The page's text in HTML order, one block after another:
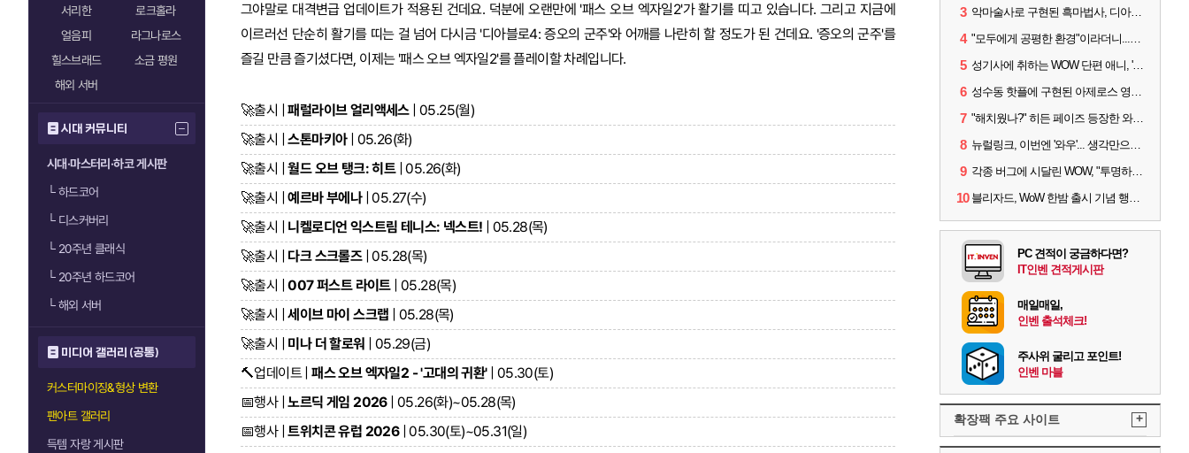
서리한
로크홀라
얼음피
라그나로스
힐스브래드
소금 평원
해외 서버
시대 커뮤니티
시대·마스터리·하코 게시판
└하드코어
└디스커버리
└20주년 클래식
└20주년 하드코어
└해외 서버
미디어 갤러리 (공통)
커스터마이징&형상 변환
팬아트 갤러리
득템 자랑 게시판
그야말로 대격변급 업데이트가 적용된 건데요. 덕분에 오랜만에 '패스 오브 엑자일2'가 활기를 띠고 있습니다. 그리고 지금에
이르러선 단순히 활기를 띠는 걸 넘어 다시금 '디아블로4: 증오의 군주'와 어깨를 나란히 할 정도가 된 건데요. '증오의 군주'를
즐길 만큼 즐기셨다면, 이제는 '패스 오브 엑자일2'를 플레이할 차례입니다.
🚀출시 |패럴라이브 얼리액세스| 05.25(월)
🚀출시 |스톤마키아| 05.26(화)
🚀출시 |월드 오브 탱크: 히트| 05.26(화)
🚀출시 |예르바 부에나| 05.27(수)
🚀출시 | 니켈로디언 익스트림 테니스: 넥스트! | 05.28(목)
🚀출시 | 다크 스크롤즈| 05.28(목)
🚀출시 |007 퍼스트 라이트| 05.28(목)
🚀출시 |세이브 마이 스크랩 | 05.28(목)
🚀출시 | 미나 더 할로워
| 05.29(금)
🔨업데이트 |패스 오브 엑자일2 - '고대의 귀환'| 05.30(토)
📅행사 |노르딕 게임 2026| 05.26(화)~05.28(목)
📅행사 |트위치콘 유럽 2026| 05.30(토)~05.31(일)
3 악마술사로 구현된 흑마법사, 디아4 x 와우 콜라보 살펴보기
4 "모두에게 공평한 환경"이라더니...여전히 살아있는 애드온
5 성기사에 취하는 WOW 단편 애니, '신성한 모든 것'
6 성수동 핫플에 구현된 아제로스 영웅들의 안식처, WoW 홈스윗홈
7 "해치웠나?" 히든 페이즈 등장한 와우 '한밤', 세계 최초 킬은 '팀 리퀴드'
8 뉴럴링크, 이번엔 '와우'... 생각만으로 게임하는 시대 성큼
9 각종 버그에 시달린 WOW, "투명하고 신속한 소통과 대응 약속"
10 블리자드, WoW 한밤 출시 기념 행사 '홈스윗홈' 28일 개최
PC 견적이 궁금하다면?
IT인벤 견적게시판
매일매일,
인벤 출석체크!
주사위 굴리고 포인트!
인벤 마블
확장팩 주요 사이트 +